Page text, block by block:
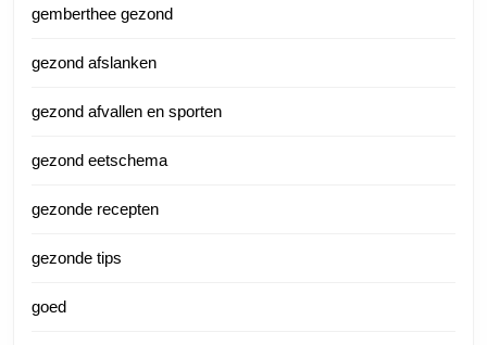
gemberthee gezond
gezond afslanken
gezond afvallen en sporten
gezond eetschema
gezonde recepten
gezonde tips
goed